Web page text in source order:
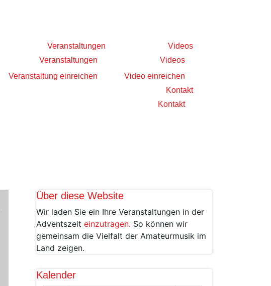
Veranstaltungen
Veranstaltungen
Veranstaltung einreichen
Videos
Videos
Video einreichen
Kontakt
Kontakt
Über diese Website
Wir laden Sie ein Ihre Veranstaltungen in der
Adventszeit einzutragen. So können wir
gemeinsam die Vielfalt der Amateurmusik im
Land zeigen.
Kalender